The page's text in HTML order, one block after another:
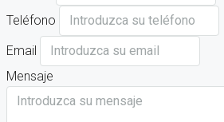
Teléfono
Email
Mensaje